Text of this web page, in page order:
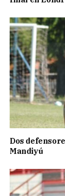
Dos
Mandiyú